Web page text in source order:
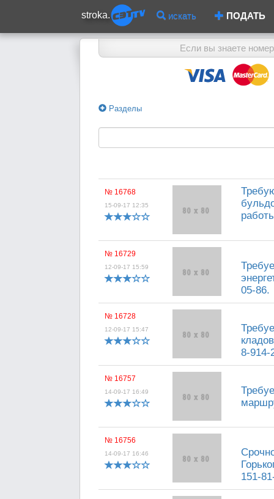
stroka. искать ПОДАТЬ
Если вы знаете
Разделы
№ 16768
15-09-17 12:35
№ 16729
12-09-17 15:59
05-86.
№ 16728
12-09-17 15:47
8-914-
№ 16757
14-09-17 16:49
№ 16756
14-09-17 16:46
151-